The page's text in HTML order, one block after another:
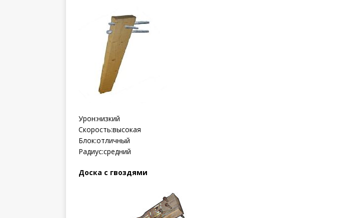
Урон:низкий
Скорость:высокая
Блок:отличный
Радиус:средний
Доска с гвоздями